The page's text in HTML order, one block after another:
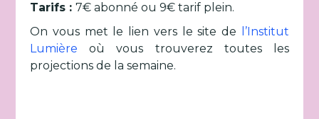
Tarifs :7€ abonné ou 9€ tarif plein.
On vous met le lien vers le site de
l’Institut
Lumière où vous trouverez toutes les
projections de la semaine.